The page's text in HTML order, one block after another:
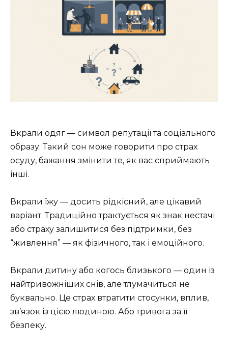
Вкрали одяг — символ репутації та соціального
образу. Такий сон може говорити про страх
осуду, бажання змінити те, як вас сприймають
інші.
Вкрали їжу — досить рідкісний, але цікавий
варіант. Традиційно трактується як знак нестачі
або страху залишитися без підтримки, без
“живлення” — як фізичного, так і емоційного.
Вкрали дитину або когось близького — один із
найтривожніших снів, але тлумачиться не
буквально. Це страх втратити стосунки, вплив,
зв’язок із цією людиною. Або тривога за її
безпеку.